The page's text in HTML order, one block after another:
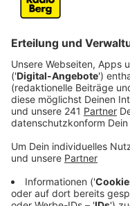
twenty one pilots-
kurzem bei Twitter,
neuer Musik arbeitet:
feels like it should
think it’s simple but
noch ein Video, wie
dreht. Alleine im
Bear Media,
für einen Großteil
verantwortlich.